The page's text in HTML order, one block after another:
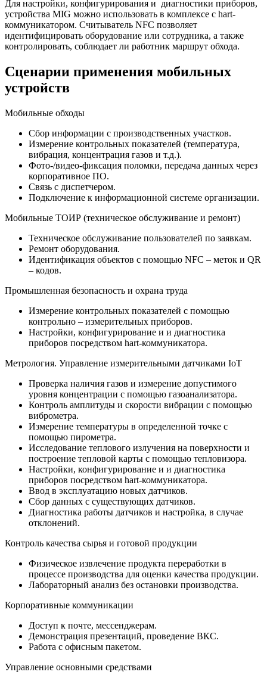
Для настройки, конфигурирования и диагностики приборов,
устройства MIG можно использовать в комплексе с hart-
коммуникатором. Считыватель NFC позволяет
идентифицировать оборудование или сотрудника, а также
контролировать, соблюдает ли работник маршрут обхода.
Сценарии применения мобильных
устройств
Мобильные обходы
Сбор информации с производственных участков.
Измерение контрольных показателей (температура,
вибрация, концентрация газов и т.д.).
Фото-/видео-фиксация поломки, передача данных через
корпоративное ПО.
Связь с диспетчером.
Подключение к информационной системе организации.
Мобильные ТОИР (техническое обслуживание и ремонт)
Техническое обслуживание пользователей по заявкам.
Ремонт оборудования.
Идентификация объектов с помощью NFC – меток и QR
– кодов.
Промышленная безопасность и охрана труда
Измерение контрольных показателей с помощью
контрольно – измерительных приборов.
Настройки, конфигурирование и и диагностика
приборов посредством hart-коммуникатора.
Метрология. Управление измерительными датчиками IoT
Проверка наличия газов и измерение допустимого
уровня концентрации с помощью газоанализатора.
Контроль амплитуды и скорости вибрации с помощью
виброметра.
Измерение температуры в определенной точке с
помощью пирометра.
Исследование теплового излучения на поверхности и
построение тепловой карты с помощью тепловизора.
Настройки, конфигурирование и и диагностика
приборов посредством hart-коммуникатора.
Ввод в эксплуатацию новых датчиков.
Сбор данных с существующих датчиков.
Диагностика работы датчиков и настройка, в случае
отклонений.
Контроль качества сырья и готовой продукции
Физическое извлечение продукта переработки в
процессе производства для оценки качества продукции.
Лабораторный анализ без остановки производства.
Корпоративные коммуникации
Доступ к почте, мессенджерам.
Демонстрация презентаций, проведение ВКС.
Работа с офисным пакетом.
Управление основными средствами